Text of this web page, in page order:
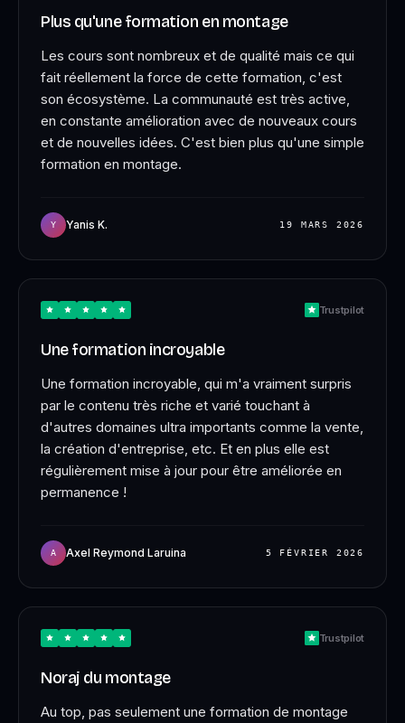
Plus qu'une formation en montage
Les cours sont nombreux et de qualité mais ce qui
fait réellement la force de cette formation, c'est
son écosystème. La communauté est très active,
en constante amélioration avec de nouveaux cours
et de nouvelles idées. C'est bien plus qu'une simple
formation en montage.
Y Yanis K. 19 MARS 2026
Trustpilot
Une formation incroyable
Une formation incroyable, qui m'a vraiment surpris
par le contenu très riche et varié touchant à
d'autres domaines ultra importants comme la vente,
la création d'entreprise, etc. Et en plus elle est
régulièrement mise à jour pour être améliorée en
permanence !
A Axel Reymond Laruina 5 FÉVRIER 2026
Trustpilot
Noraj du montage
Au top, pas seulement une formation de montage